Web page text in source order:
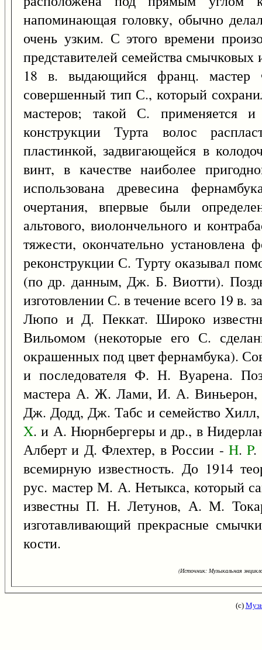
напоминающая головку, обычно
очень узким. С этого времени
представителей семейства
18 в. выдающийся франц.
совершенный тип С., который
мастеров; такой С.
конструкции Турта волос
пластинкой, задвигающейся в
винт, в качестве наиболее
использована древесина
очертания, впервые были
альтового, виолончельного и
тяжести, окончательно
реконструкции С. Турту оказывал
(по др. данным, Дж. Б. Виотти).
изготовлении С. в течение всего 19 в.
Люпо и Д. Пеккат. Широко
Вильомом (некоторые его С.
окрашенных под цвет фернамбука).
и последователя Ф. Н. Вуарена.
мастера А. Ж. Лами, И. А. Виньерон,
Дж. Додд, Дж. Табс и семейство
X. и А. Нюрнбергеры и др., в
Алберт и Д. Флехтер, в России - H.P.
всемирную известность. До 1914
рус. мастер М. А. Нетыкса, который
известны П. Н. Летунов, А. М.
изготавливающий прекрасные
кости.
(Источник: Музыкальная
(с)